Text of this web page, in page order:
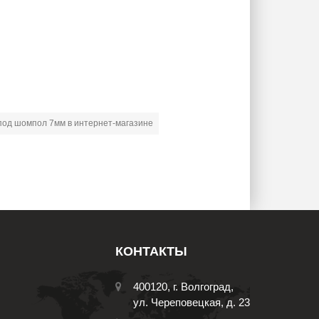
шомпол 7мм в интернет-магазине
КОНТАКТЫ
400120, г. Волгоград,
ул. Череповецкая, д. 23